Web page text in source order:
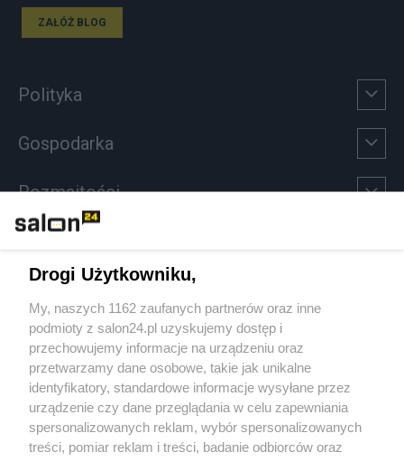
ZAŁÓŻ BLOG
Polityka
Gospodarka
Rozmaitości
Sport
Społeczeństwo
Kultura
Drogi Użytkowniku,
My, naszych 1162 zaufanych partnerów oraz inne
podmioty z salon24.pl uzyskujemy dostęp i
przechowujemy informacje na urządzeniu oraz
przetwarzamy dane osobowe, takie jak unikalne
identyfikatory, standardowe informacje wysyłane przez
urządzenie czy dane przeglądania w celu zapewniania
spersonalizowanych reklam, wybór spersonalizowanych
treści, pomiar reklam i treści, badanie odbiorców oraz